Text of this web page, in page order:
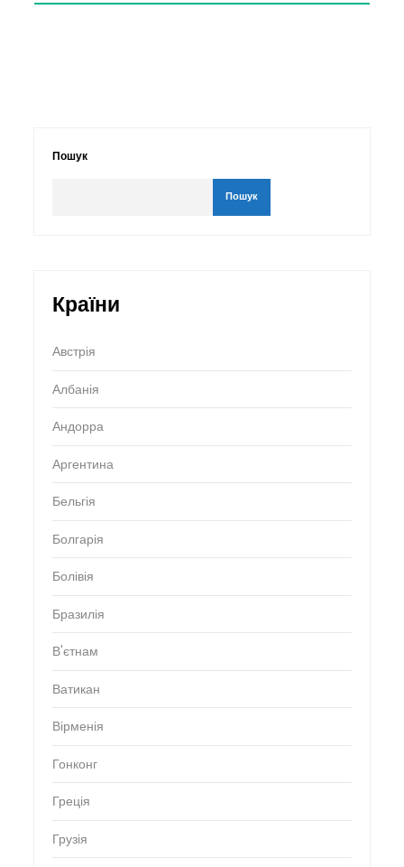
Пошук
Пошук
Країни
Австрія
Албанія
Андорра
Аргентина
Бельгія
Болгарія
Болівія
Бразилія
В'єтнам
Ватикан
Вірменія
Гонконг
Греція
Грузія